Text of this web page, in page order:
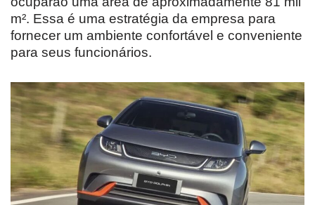
m². Essa é uma estratégia da empresa para
fornecer um ambiente confortável e conveniente
para seus funcionários.